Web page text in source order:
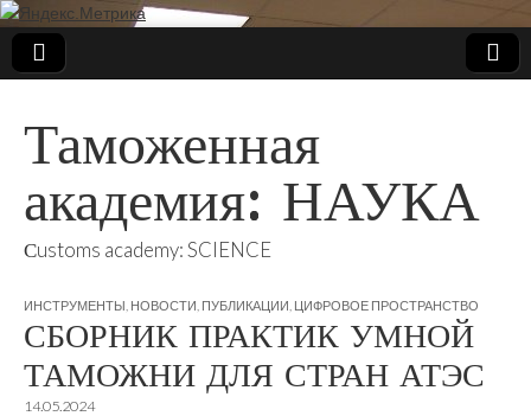
Таможенная
академия: НАУКА
Сustoms academy: SCIENCE
ИНСТРУМЕНТЫ НОВОСТИ ПУБЛИКАЦИИ ЦИФРОВОЕ ПРОСТРАНСТВО
СБОРНИК ПРАКТИК УМНОЙ
ТАМОЖНИ ДЛЯ СТРАН АТЭС
14.05.2024